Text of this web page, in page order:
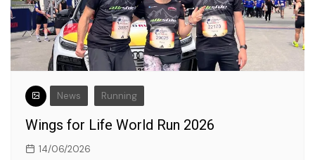
News Running
Wings for Life World Run 2026
14/06/2026